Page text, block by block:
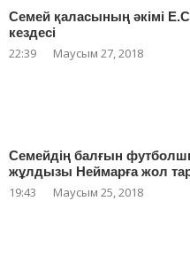
Семей қаласының әкімі
кездесі
22:39 Маусым 27, 2018
Семейдің балғын
жұлдызы Неймарға жол
19:43 Маусым 25, 2018